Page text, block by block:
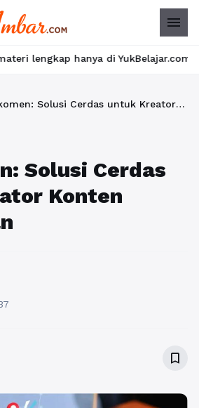
menu
di YukBelajar.com. Mulai
Rajakomen: Solusi Cerdas untuk Kreator Konten Pendidikan
Solusi Cerdas
Konten
bookmark_border